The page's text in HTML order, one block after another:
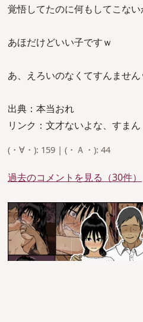
覚悟してたのに何もしてこない
あほだけどいい子ですｗ
あ、えろいのなくてすんません
出典：本当おれ
リンク：文才ないよな、すまん
(・∀・): 159 | (・Ａ・): 44
過去のコメントを見る（30件）